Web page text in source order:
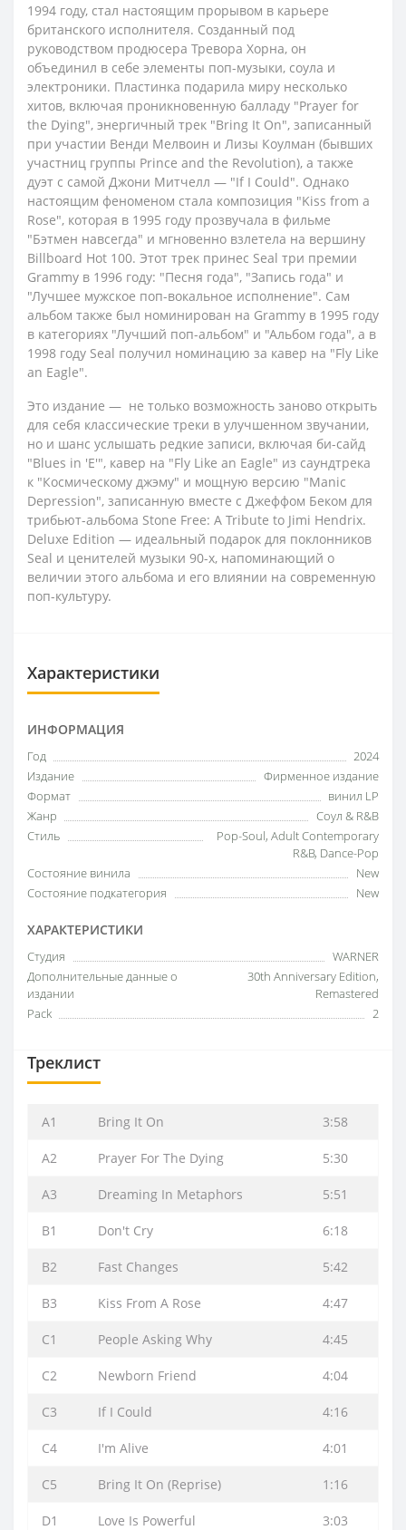
1994 году, стал настоящим прорывом в карьере
британского исполнителя. Созданный под
руководством продюсера Тревора Хорна, он
объединил в себе элементы поп-музыки, соула и
электроники. Пластинка подарила миру несколько
хитов, включая проникновенную балладу "Prayer for
the Dying", энергичный трек "Bring It On", записанный
при участии Венди Мелвоин и Лизы Коулман (бывших
участниц группы Prince and the Revolution), а также
дуэт с самой Джони Митчелл — "If I Could". Однако
настоящим феноменом стала композиция "Kiss from a
Rose", которая в 1995 году прозвучала в фильме
"Бэтмен навсегда" и мгновенно взлетела на вершину
Billboard Hot 100. Этот трек принес Seal три премии
Grammy в 1996 году: "Песня года", "Запись года" и
"Лучшее мужское поп-вокальное исполнение". Сам
альбом также был номинирован на Grammy в 1995 году
в категориях "Лучший поп-альбом" и "Альбом года", а в
1998 году Seal получил номинацию за кавер на "Fly Like
an Eagle".
Это издание — не только возможность заново открыть
для себя классические треки в улучшенном звучании,
но и шанс услышать редкие записи, включая би-сайд
"Blues in 'E'", кавер на "Fly Like an Eagle" из саундтрека
к "Космическому джэму" и мощную версию "Manic
Depression", записанную вместе с Джеффом Беком для
трибьют-альбома Stone Free: A Tribute to Jimi Hendrix.
Deluxe Edition — идеальный подарок для поклонников
Seal и ценителей музыки 90-х, напоминающий о
величии этого альбома и его влиянии на современную
поп-культуру.
Характеристики
ИНФОРМАЦИЯ
Год
2024
Издание
Фирменное издание
Формат
винил LP
Жанр
Соул & R&B
Стиль
Pop-Soul, Adult Contemporary
R&B, Dance-Pop
Состояние винила
New
Состояние подкатегория
New
ХАРАКТЕРИСТИКИ
Студия
WARNER
Дополнительные данные о
издании
30th Anniversary Edition,
Remastered
Pack
2
Треклист
A1 Bring It On 3:58
A2 Prayer For The Dying 5:30
A3 Dreaming In Metaphors 5:51
B1 Don't Cry 6:18
B2 Fast Changes 5:42
B3 Kiss From A Rose 4:47
C1 People Asking Why 4:45
C2 Newborn Friend 4:04
C3 If I Could 4:16
C4 I'm Alive 4:01
C5 Bring It On (Reprise) 1:16
D1 Love Is Powerful 3:03